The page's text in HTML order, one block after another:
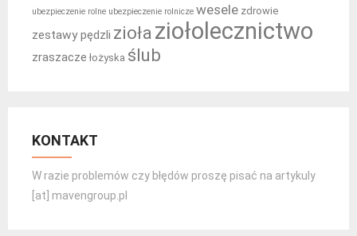
ubezpieczenie rolne ubezpieczenie rolnicze wesele zdrowie
zestawy pędzli zioła ziołolecznictwo
zraszacze łożyska ślub
KONTAKT
W razie problemów czy błędów proszę pisać na artykuly
[at] mavengroup.pl